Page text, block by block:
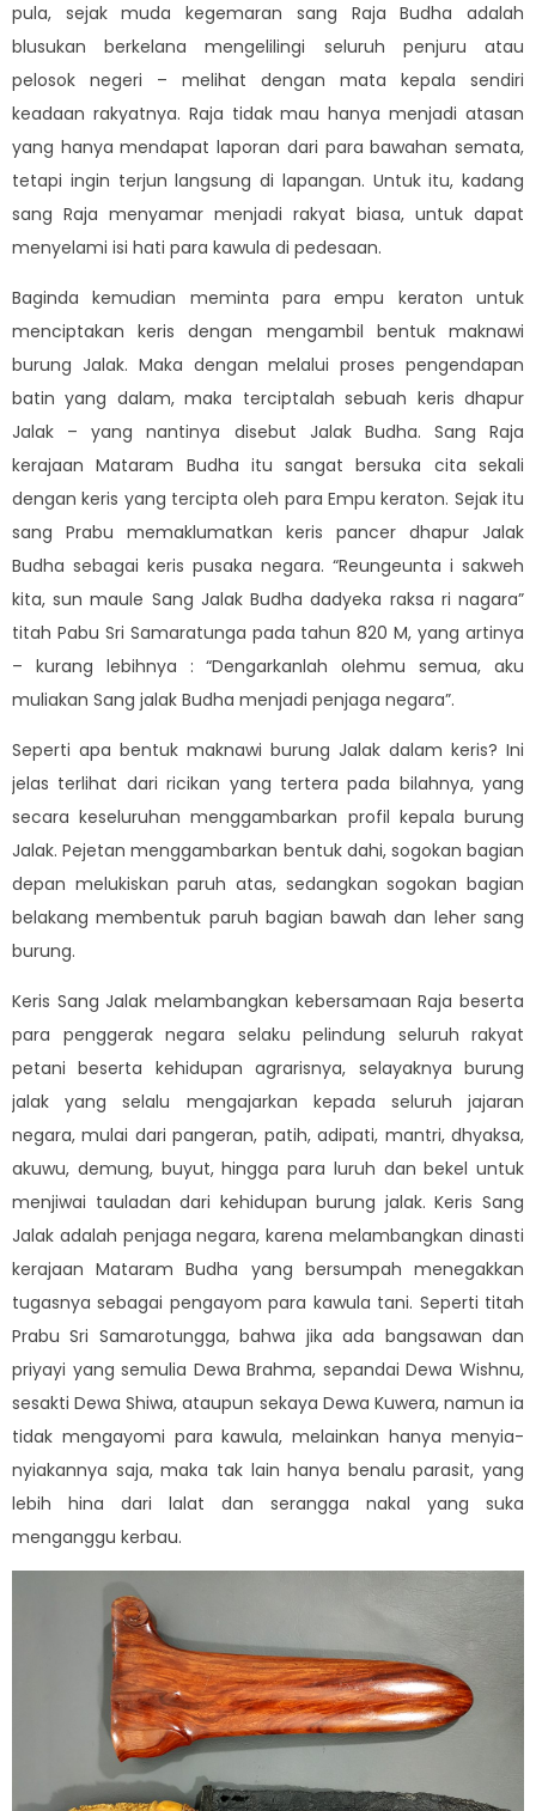
pula, sejak muda kegemaran sang Raja Budha adalah
blusukan berkelana mengelilingi seluruh penjuru atau
pelosok negeri – melihat dengan mata kepala sendiri
keadaan rakyatnya. Raja tidak mau hanya menjadi atasan
yang hanya mendapat laporan dari para bawahan semata,
tetapi ingin terjun langsung di lapangan. Untuk itu, kadang
sang Raja menyamar menjadi rakyat biasa, untuk dapat
menyelami isi hati para kawula di pedesaan.
Baginda kemudian meminta para empu keraton untuk
menciptakan keris dengan mengambil bentuk maknawi
burung Jalak. Maka dengan melalui proses pengendapan
batin yang dalam, maka terciptalah sebuah keris dhapur
Jalak – yang nantinya disebut Jalak Budha. Sang Raja
kerajaan Mataram Budha itu sangat bersuka cita sekali
dengan keris yang tercipta oleh para Empu keraton. Sejak itu
sang Prabu memaklumatkan keris pancer dhapur Jalak
Budha sebagai keris pusaka negara. “Reungeunta i sakweh
kita, sun maule Sang Jalak Budha dadyeka raksa ri nagara”
titah Pabu Sri Samaratunga pada tahun 820 M, yang artinya
– kurang lebihnya : “Dengarkanlah olehmu semua, aku
muliakan Sang jalak Budha menjadi penjaga negara”.
Seperti apa bentuk maknawi burung Jalak dalam keris? Ini
jelas terlihat dari ricikan yang tertera pada bilahnya, yang
secara keseluruhan menggambarkan profil kepala burung
Jalak. Pejetan menggambarkan bentuk dahi, sogokan bagian
depan melukiskan paruh atas, sedangkan sogokan bagian
belakang membentuk paruh bagian bawah dan leher sang
burung.
Keris Sang Jalak melambangkan kebersamaan Raja beserta
para penggerak negara selaku pelindung seluruh rakyat
petani beserta kehidupan agrarisnya, selayaknya burung
jalak yang selalu mengajarkan kepada seluruh jajaran
negara, mulai dari pangeran, patih, adipati, mantri, dhyaksa,
akuwu, demung, buyut, hingga para luruh dan bekel untuk
menjiwai tauladan dari kehidupan burung jalak. Keris Sang
Jalak adalah penjaga negara, karena melambangkan dinasti
kerajaan Mataram Budha yang bersumpah menegakkan
tugasnya sebagai pengayom para kawula tani. Seperti titah
Prabu Sri Samarotungga, bahwa jika ada bangsawan dan
priyayi yang semulia Dewa Brahma, sepandai Dewa Wishnu,
sesakti Dewa Shiwa, ataupun sekaya Dewa Kuwera, namun ia
tidak mengayomi para kawula, melainkan hanya menyia-
nyiakannya saja, maka tak lain hanya benalu parasit, yang
lebih hina dari lalat dan serangga nakal yang suka
menganggu kerbau.